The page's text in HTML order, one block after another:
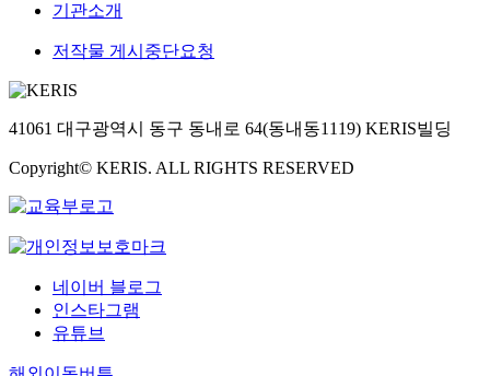
기관소개
저작물 게시중단요청
41061 대구광역시 동구 동내로 64(동내동1119) KERIS빌딩
Copyright© KERIS. ALL RIGHTS RESERVED
네이버 블로그
인스타그램
유튜브